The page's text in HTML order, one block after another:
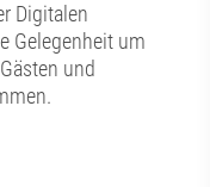
Digitalen
Gelegenheit um
und